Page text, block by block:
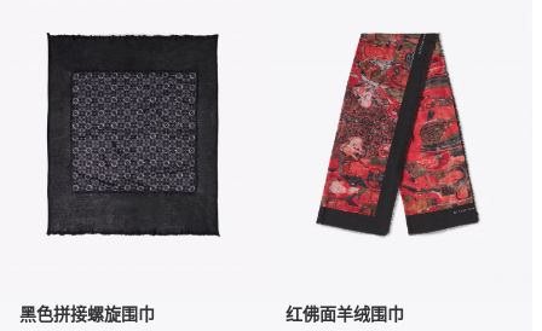
黑色拼接螺旋围巾 红佛面羊绒围巾